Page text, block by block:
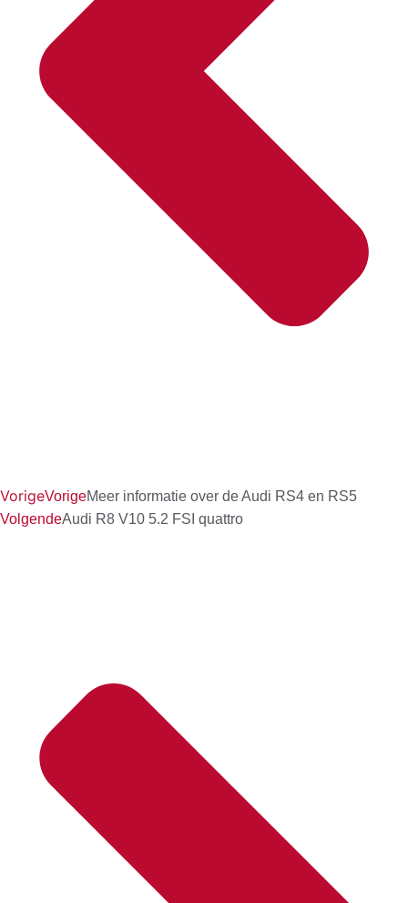
VorigeVorigeMeer informatie over de Audi RS4 en RS5
VolgendeAudi R8 V10 5.2 FSI quattro